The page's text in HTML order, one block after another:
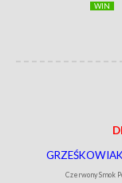
WIN
Czerwony Smok